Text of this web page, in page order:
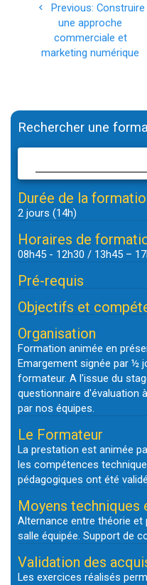
l’article
Previous: Previous
post:
Construire
une approche
commerciale et
marketing numérique
Rechercher une
Durée de la
2 jours (14h)
Horaires de
08h45 - 12h30 / 13h45 –
Pré-requis
Objectifs et
Organisation
Formation animée en
Emargement signée par ½
formateur. A l'issue du
questionnaire d'évaluation
par nos équipes.
Le Formateur
La prestation est animée
les compétences
pédagogiques ont été
Moyens techniques
Alternance entre théorie et
salle équipée. Support de
Validation des
Les exercices réalisés